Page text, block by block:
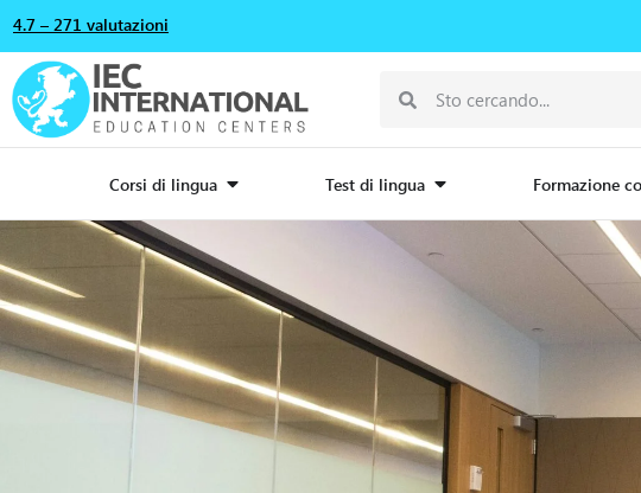
4.7 – 271 valutazioni
Corsi di lingua Test di lingua Formazione